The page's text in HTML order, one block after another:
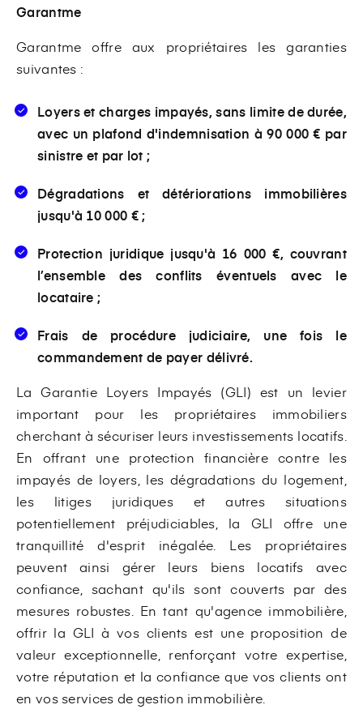
Garantme
Garantme offre aux propriétaires les garanties
suivantes :
Loyers et charges impayés, sans limite de durée,
avec un plafond d'indemnisation à 90 000 € par
sinistre et par lot ;
Dégradations et détériorations immobilières
jusqu'à 10 000 € ;
Protection juridique jusqu'à 16 000 €, couvrant
l’ensemble des conflits éventuels avec le
locataire ;
Frais de procédure judiciaire, une fois le
commandement de payer délivré.
La Garantie Loyers Impayés (GLI) est un levier
important pour les propriétaires immobiliers
cherchant à sécuriser leurs investissements locatifs.
En offrant une protection financière contre les
impayés de loyers, les dégradations du logement,
les litiges juridiques et autres situations
potentiellement préjudiciables, la GLI offre une
tranquillité d'esprit inégalée. Les propriétaires
peuvent ainsi gérer leurs biens locatifs avec
confiance, sachant qu'ils sont couverts par des
mesures robustes. En tant qu'agence immobilière,
offrir la GLI à vos clients est une proposition de
valeur exceptionnelle, renforçant votre expertise,
votre réputation et la confiance que vos clients ont
en vos services de gestion immobilière.